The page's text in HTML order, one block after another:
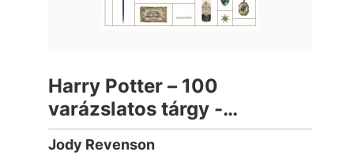
Harry Potter – 100
varázslatos tárgy -
Káprázatos kellékek a
filmek világából
Jody Revenson